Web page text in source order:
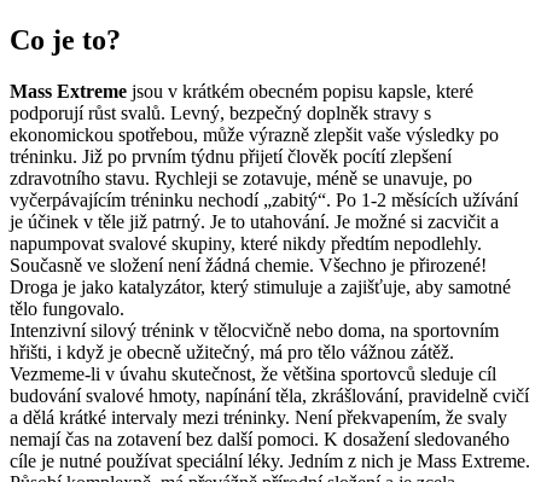
Co je to?
Mass Extreme jsou v krátkém obecném popisu kapsle, které
podporují růst svalů. Levný, bezpečný doplněk stravy s
ekonomickou spotřebou, může výrazně zlepšit vaše výsledky po
tréninku. Již po prvním týdnu přijetí člověk pocítí zlepšení
zdravotního stavu. Rychleji se zotavuje, méně se unavuje, po
vyčerpávajícím tréninku nechodí „zabitý“. Po 1-2 měsících užívání
je účinek v těle již patrný. Je to utahování. Je možné si zacvičit a
napumpovat svalové skupiny, které nikdy předtím nepodlehly.
Současně ve složení není žádná chemie. Všechno je přirozené!
Droga je jako katalyzátor, který stimuluje a zajišťuje, aby samotné
tělo fungovalo.
Intenzivní silový trénink v tělocvičně nebo doma, na sportovním
hřišti, i když je obecně užitečný, má pro tělo vážnou zátěž.
Vezmeme-li v úvahu skutečnost, že většina sportovců sleduje cíl
budování svalové hmoty, napínání těla, zkrášlování, pravidelně cvičí
a dělá krátké intervaly mezi tréninky. Není překvapením, že svaly
nemají čas na zotavení bez další pomoci. K dosažení sledovaného
cíle je nutné používat speciální léky. Jedním z nich je Mass Extreme.